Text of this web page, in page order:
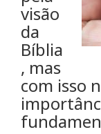
visão
da
Bíblia
, mas
com isso